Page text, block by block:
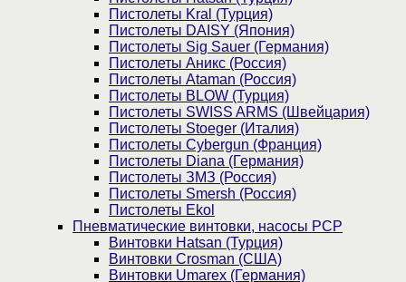
Пистолеты Kral (Турция)
Пистолеты DAISY (Япония)
Пистолеты Sig Sauer (Германия)
Пистолеты Аникс (Россия)
Пистолеты Ataman (Россия)
Пистолеты BLOW (Турция)
Пистолеты SWISS ARMS (Швейцария)
Пистолеты Stoeger (Италия)
Пистолеты Cybergun (Франция)
Пистолеты Diana (Германия)
Пистолеты ЗМЗ (Россия)
Пистолеты Smersh (Россия)
Пистолеты Ekol
Пневматические винтовки, насосы PCP
Винтовки Hatsan (Турция)
Винтовки Crosman (США)
Винтовки Umarex (Германия)